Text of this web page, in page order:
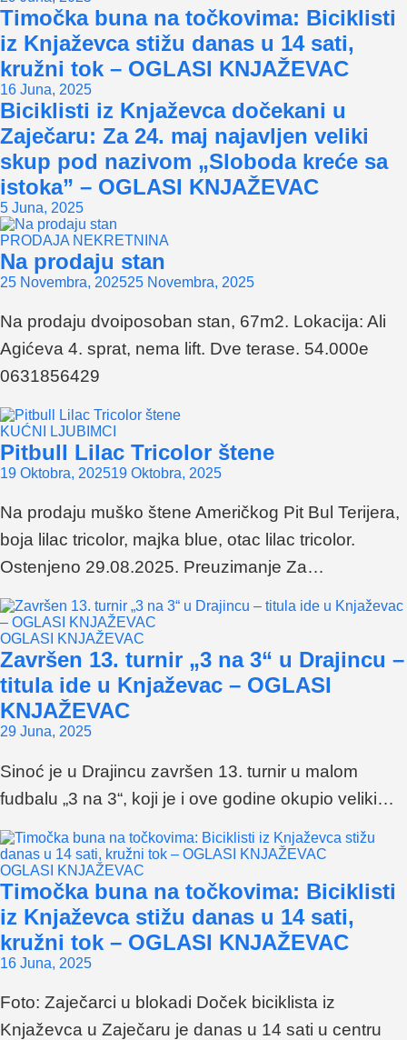
Timočka buna na točkovima: Biciklisti
iz Knjaževca stižu danas u 14 sati,
kružni tok – OGLASI KNJAŽEVAC
16 Juna, 2025
Biciklisti iz Knjaževca dočekani u
Zaječaru: Za 24. maj najavljen veliki
skup pod nazivom „Sloboda kreće sa
istoka” – OGLASI KNJAŽEVAC
5 Juna, 2025
PRODAJA NEKRETNINA
Na prodaju stan
25 Novembra, 202525 Novembra, 2025
Na prodaju dvoiposoban stan, 67m2. Lokacija: Ali
Agićeva 4. sprat, nema lift. Dve terase. 54.000e
0631856429
KUĆNI LJUBIMCI
Pitbull Lilac Tricolor štene
19 Oktobra, 202519 Oktobra, 2025
Na prodaju muško štene Američkog Pit Bul Terijera,
boja lilac tricolor, majka blue, otac lilac tricolor.
Ostenjeno 29.08.2025. Preuzimanje Za…
OGLASI KNJAŽEVAC
Završen 13. turnir „3 na 3“ u Drajincu –
titula ide u Knjaževac – OGLASI
KNJAŽEVAC
29 Juna, 2025
Sinoć je u Drajincu završen 13. turnir u malom
fudbalu „3 na 3“, koji je i ove godine okupio veliki…
OGLASI KNJAŽEVAC
Timočka buna na točkovima: Biciklisti
iz Knjaževca stižu danas u 14 sati,
kružni tok – OGLASI KNJAŽEVAC
16 Juna, 2025
Foto: Zaječarci u blokadi Doček biciklista iz
Knjaževca u Zaječaru je danas u 14 sati u centru